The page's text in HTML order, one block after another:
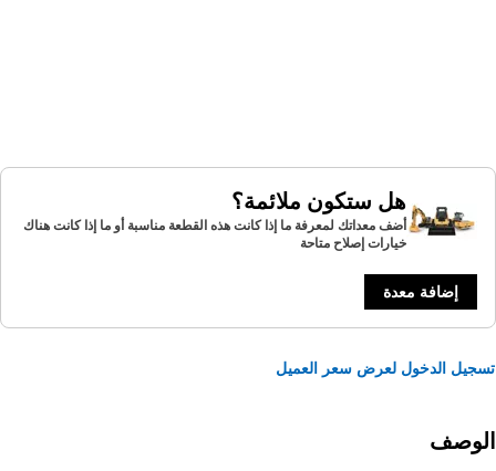
هل ستكون ملائمة؟
أضف معداتك لمعرفة ما إذا كانت هذه القطعة مناسبة أو ما إذا كانت هناك
خيارات إصلاح متاحة
إضافة معدة
الدخول لعرض سعر العميل